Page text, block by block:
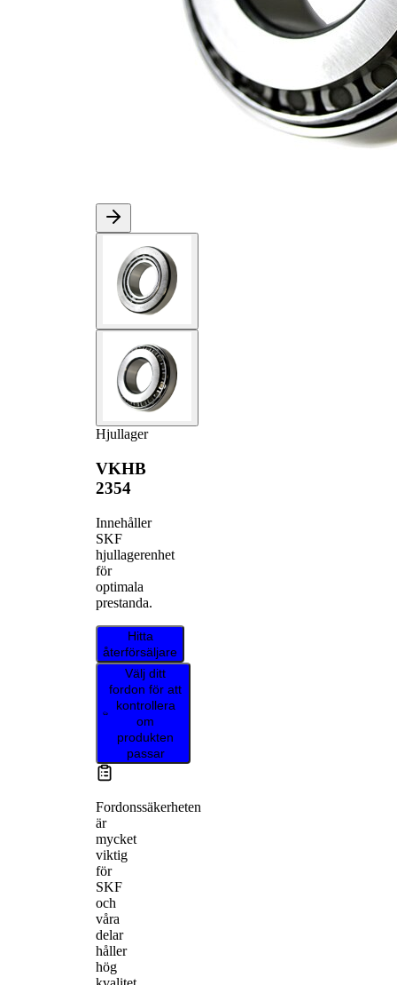
Hjullager
VKHB
2354
Innehåller
SKF
hjullagerenhet
för
optimala
prestanda.
Hitta
återförsäljare
Välj ditt
fordon för att
kontrollera
om
produkten
passar
Fordonssäkerheten
är
mycket
viktig
för
SKF
och
våra
delar
håller
hög